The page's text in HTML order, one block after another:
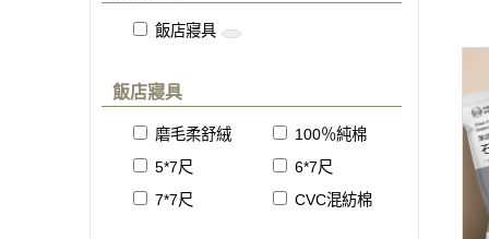
飯店寢具
飯店寢具
磨毛柔舒絨
100％純棉
5*7尺
6*7尺
7*7尺
CVC混紡棉